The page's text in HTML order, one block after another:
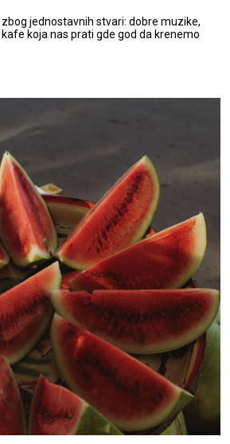
jednostavnih stvari: dobre muzike,
koja nas prati gde god da krenemo